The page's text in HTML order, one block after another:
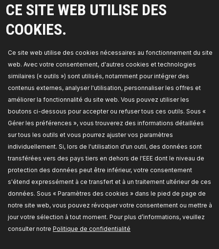
CE SITE WEB UTILISE DES
COOKIES.
Ce site web utilise des cookies nécessaires au fonctionnement du site
web. Avec votre consentement, d'autres cookies et technologies
similaires (« outils ») sont utilisés, notamment pour intégrer des
contenus externes, analyser l'utilisation, personnaliser les offres et
améliorer la fonctionnalité du site web. Vous pouvez utiliser les
boutons ci-dessous pour accepter ou refuser tous ces outils. Sous «
Gérer les préférences », vous trouverez des informations détaillées
sur tous les outils et vous pourrez ajuster vos paramètres
individuellement. Si, lors de l'utilisation d'un outil, des données sont
transférées vers des pays tiers en dehors de l'EEE dont le niveau de
protection des données peut être inférieur, votre consentement
s'étend expressément à ce transfert et à un traitement ultérieur de ces
données. Sous « Paramètres des cookies » dans le pied de page de
notre site web, vous pouvez révoquer votre consentement ou mettre à
jour votre sélection à tout moment. Pour plus d’informations, veuillez
consulter notre Politique de confidentialité
batterie [Ah]:
Courant d'essai à froid, NE [A]:
820,Voltage [V]:12,Longueur [mm]:
4067448738175
TARIF REVENDEUR
7O0037P
RIDEXPLUSFiltre à huile
Type de filtre:Filtre vissé, Hauteur:98,3,
Diamètre intérieur 2 [mm]:60,5,
Filetage de
raccordement:3/4"-16UNF-2B,Couple de
serrage [Nm]:20,Numéro de pièce du fabricant:
EAN:4065739060264
Disponible en stock:
TARIF REVENDEUR